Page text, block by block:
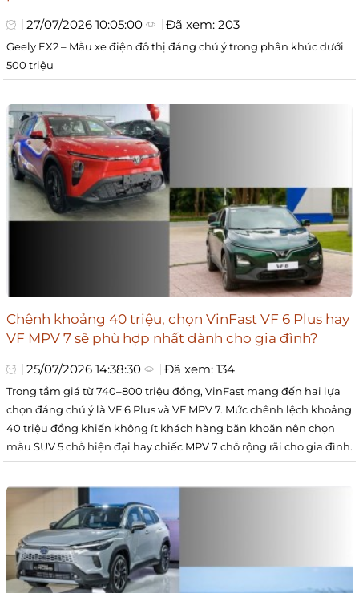
27/07/2026 10:05:00 Đã xem: 203
Geely EX2 – Mẫu xe điện đô thị đáng chú ý trong phân khúc dưới
500 triệu
Chênh khoảng 40 triệu, chọn VinFast VF 6 Plus hay
VF MPV 7 sẽ phù hợp nhất dành cho gia đình?
25/07/2026 14:38:30 Đã xem: 134
Trong tầm giá từ 740–800 triệu đồng, VinFast mang đến hai lựa
chọn đáng chú ý là VF 6 Plus và VF MPV 7. Mức chênh lệch khoảng
40 triệu đồng khiến không ít khách hàng băn khoăn nên chọn
mẫu SUV 5 chỗ hiện đại hay chiếc MPV 7 chỗ rộng rãi cho gia đình.